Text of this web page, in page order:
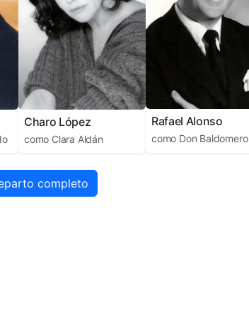
Charo López
como Clara Aldán
Rafael Alonso
como Don Baldomero
completo